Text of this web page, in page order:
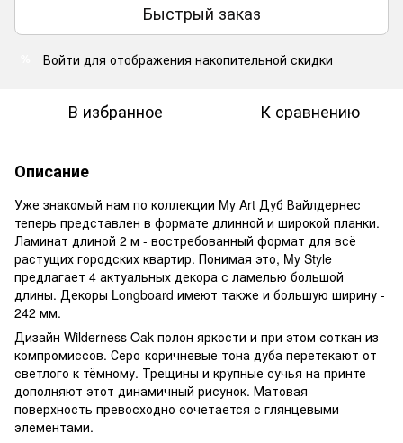
Быстрый заказ
Войти для отображения накопительной скидки
В избранное К сравнению
Описание
Уже знакомый нам по коллекции My Art Дуб Вайлдернес
теперь представлен в формате длинной и широкой планки.
Ламинат длиной 2 м - востребованный формат для всё
растущих городских квартир. Понимая это, My Style
предлагает 4 актуальных декора с ламелью большой
длины. Декоры Longboard имеют также и большую ширину -
242 мм.
Дизайн Wilderness Oak полон яркости и при этом соткан из
компромиссов. Серо-коричневые тона дуба перетекают от
светлого к тёмному. Трещины и крупные сучья на принте
дополняют этот динамичный рисунок. Матовая
поверхность превосходно сочетается с глянцевыми
элементами.